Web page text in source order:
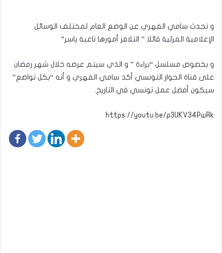
و تحدث سامي الفهري عن الوضع العام لمختلف الوسائل
الإعلامية المرئية قائلا ” التلافز أمورها تاعبة ياسر”
و بخصوص مسلسل “براءة ” و الذي سيتم عرضه خلال شهر رمضان
على قناة الحوار التونسي أكد سامي الفهري و أنه “بكل تواضع”
سيكون أفضل عمل تونسي في التاريخ.
https://youtu.be/p3UKV34PwRk